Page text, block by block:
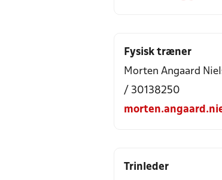
Fysisk træner
Morten Angaard
/ 30138250
Trinleder